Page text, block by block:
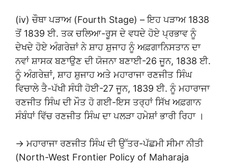
(iv) ਚੌਥਾ ਪੜਾਅ (Fourth Stage) – ਇਹ ਪੜਾਅ 1838
ਤੋਂ 1839 ਈ. ਤਕ ਚਲਿਆ-ਰੂਸ ਦੇ ਵਧਦੇ ਹੋਏ ਪ੍ਰਭਾਵ ਨੂੰ
ਦੇਖਦੇ ਹੋਏ ਅੰਗਰੇਜ਼ਾਂ ਨੇ ਸ਼ਾਹ ਸ਼ੁਜਾਹ ਨੂੰ ਅਫ਼ਗਾਨਿਸਤਾਨ ਦਾ
ਨਵਾਂ ਸ਼ਾਸਕ ਬਣਾਉਣ ਦੀ ਯੋਜਨਾ ਬਣਾਈ-26 ਜੂਨ, 1838 ਈ.
ਨੂੰ ਅੰਗਰੇਜ਼ਾਂ, ਸ਼ਾਹ ਸ਼ੁਜਾਹ ਅਤੇ ਮਹਾਰਾਜਾ ਰਣਜੀਤ ਸਿੰਘ
ਵਿਚਾਲੇ ਤੈ-ਪੱਖੀ ਸੰਧੀ ਹੋਈ-27 ਜੂਨ, 1839 ਈ. ਨੂੰ ਮਹਾਰਾਜਾ
ਰਣਜੀਤ ਸਿੰਘ ਦੀ ਮੌਤ ਹੋ ਗਈ-ਇਸ ਤਰ੍ਹਾਂ ਸਿੱਖ ਅਫ਼ਗਾਨ
ਸੰਬੰਧਾਂ ਵਿੱਚ ਰਣਜੀਤ ਸਿੰਘ ਦਾ ਪਲੜਾ ਹਮੇਸ਼ਾਂ ਭਾਰੀ ਰਿਹਾ ।
→ ਮਹਾਰਾਜਾ ਰਣਜੀਤ ਸਿੰਘ ਦੀ ਉੱਤਰ-ਪੱਛਮੀ ਸੀਮਾ ਨੀਤੀ
(North-West Frontier Policy of Maharaja